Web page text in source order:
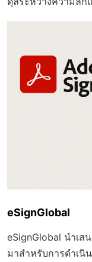
eSignGlobal
eSignGlobal นำเส
มาสำหรับการดำเนิ